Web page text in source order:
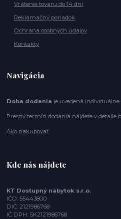
Vrátenie tovaru do 14 dní
Reklamačný poriadok
Ochrana osobných údajov
Kontakty
Navigácia
Doba dodania je uvedená
Presný termín dodania nájdete v detaile
Ako nakupovať
Kde nás nájdete
KT Dostupný nábytok s.r.o.
IČO: 55443800
DIČ: 2121986768
IČ DPH: SK2121986768